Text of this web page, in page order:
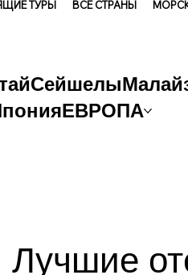
ТУРЫ ВСЕ СТРАНЫ
Сейшелы
ЕВРОПА
Лучшие